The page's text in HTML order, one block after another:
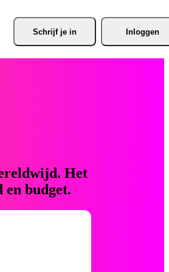
Schrijf je in Inloggen
Het
en budget.